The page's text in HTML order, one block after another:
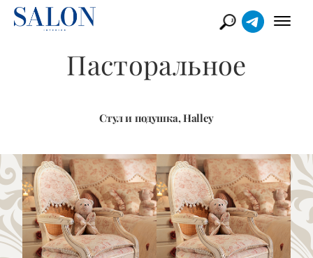
Пасторальное
Стул и подушка, Halley